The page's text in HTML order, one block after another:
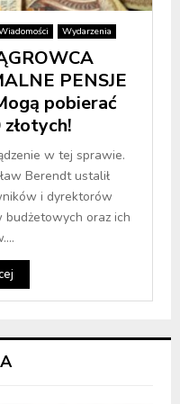
Wydarzenia
PENSJE
pobierać
w tej sprawie.
Berendt ustalił
i dyrektorów
budżetowych oraz ich